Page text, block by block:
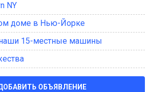
NY
доме в Нью-Йорке
15-местные машины
ОБЪЯВЛЕНИЕ